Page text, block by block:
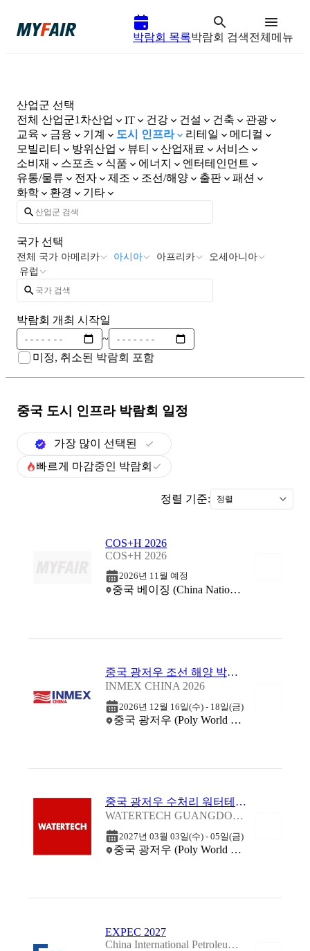
박람회 목록박람회 검색전체메뉴
산업군 선택
전체 산업군1차산업 IT 건강 건설 건축
관광
교육
금융 기계 도시 인프라 리테일
메디컬
모빌리티
방위산업 뷰티 산업재료
서비스
소비재
스포츠 식품 에너지
엔터테인먼트
유통/물류
전자 제조 조선/해양 출판
패션
화학
환경 기타
국가 선택
전체 국가 아메리카 아시아 아프리카
오세아니아
유럽
박람회 개최 시작일
~
미정, 취소된 박람회 포함
중국 도시 인프라박람회 일정
가장 많이 선택된
빠르게 마감중인 박람회
정렬 기준: 정렬
COS+H 2026
COS+H 2026
2026년 11월 예정
중국 베이징 (China National Convention Center (CNCC))
중국 광저우 조선 해양 박람회 2026
INMEX CHINA 2026
2026년 12월 16일(수) - 18일(금)
중국 광저우 (Poly World Trade Center (PWTC))
중국 광저우 수처리 워터테크 박람회 2027
WATERTECH GUANGDONG 2027
2027년 03월 03일(수) - 05일(금)
중국 광저우 (Poly World Trade Center (PWTC))
EXPEC 2027
China International Petroleum & Petrochemical Technology and Equipment Exhibition 2027